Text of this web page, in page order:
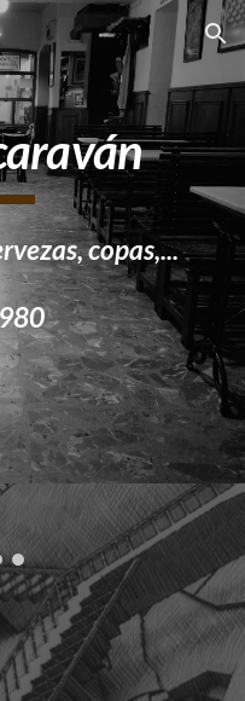
Skip to navigation
copas,...